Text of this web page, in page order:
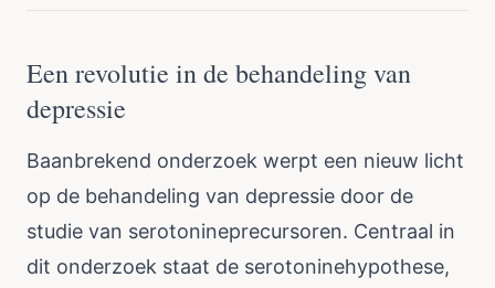
Een revolutie in de behandeling van
depressie
Baanbrekend onderzoek werpt een nieuw licht
op de behandeling van depressie door de
studie van serotonineprecursoren. Centraal in
dit onderzoek staat de serotoninehypothese,